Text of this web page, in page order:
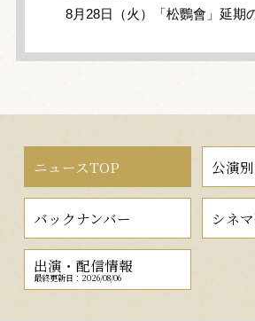
8月28日（火）「松鸚會」延期
ニュースTOP 公演
バックナンバー シネ
出演・配信情報
最終更新日：2026/08/06